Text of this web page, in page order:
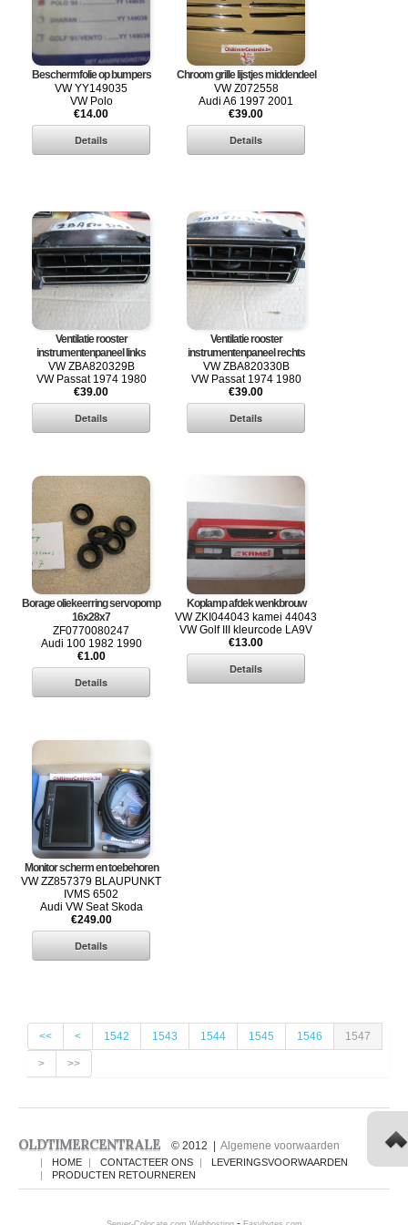
Beschermfolie op bumpers
VW YY149035
VW Polo
€14.00
Chroom grille lijstjes middendeel
VW Z072558
Audi A6 1997 2001
€39.00
Ventilatie rooster
instrumentenpaneel links
VW ZBA820329B
VW Passat 1974 1980
€39.00
Ventilatie rooster
instrumentenpaneel rechts
VW ZBA820330B
VW Passat 1974 1980
€39.00
Borage oliekeerring servopomp
16x28x7
ZF0770080247
Audi 100 1982 1990
€1.00
Koplamp afdek wenkbrouw
VW ZKI044043 kamei 44043
VW Golf III kleurcode LA9V
€13.00
Monitor scherm en toebehoren
VW ZZ857379 BLAUPUNKT
IVMS 6502
Audi VW Seat Skoda
€249.00
<< < 1542 1543 1544 1545 1546 1547
> >>
OLDTIMERCENTRALE © 2012 | Algemene voorwaarden
HOME CONTACTEER ONS
LEVERINGSVOORWAARDEN
PRODUCTEN RETOURNEREN